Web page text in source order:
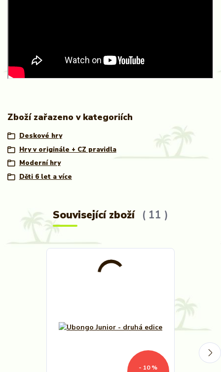
Zboží zařazeno v kategoriích
Deskové hry
Hry v originále + CZ pravidla
Moderní hry
Děti 6 let a více
Související zboží 11
- 10 %